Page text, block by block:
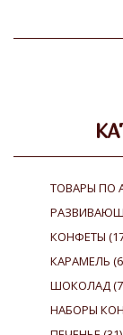
ТОВАРЫ ПО
КОНФЕТЫ
КАРАМЕЛЬ
ШОКОЛАД
НАБОРЫ